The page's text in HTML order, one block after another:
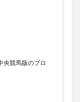
央競馬版のブロ